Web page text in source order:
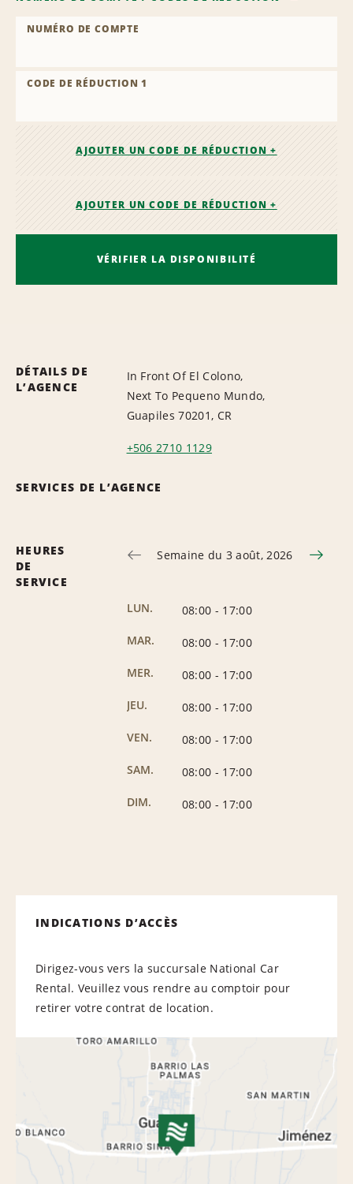
NUMÉRO DE COMPTE
CODE DE RÉDUCTION 1
AJOUTER UN CODE DE RÉDUCTION +
AJOUTER UN CODE DE RÉDUCTION +
VÉRIFIER LA DISPONIBILITÉ
DÉTAILS DE
L’AGENCE
In Front Of El Colono,
Next To Pequeno Mundo,
Guapiles 70201, CR
+506 2710 1129
SERVICES DE L’AGENCE
HEURES
DE
SERVICE
Semaine du 3 août, 2026
LUN. 08:00 - 17:00
MAR.
08:00 - 17:00
MER.
08:00 - 17:00
JEU.
08:00 - 17:00
VEN.
08:00 - 17:00
SAM.
08:00 - 17:00
DIM.
08:00 - 17:00
INDICATIONS D’ACCÈS
Dirigez-vous vers la succursale National Car
Rental. Veuillez vous rendre au comptoir pour
retirer votre contrat de location.